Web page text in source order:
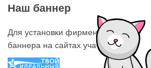
Наш баннер
Для установки фирменного знака-
баннера на сайтах участниках